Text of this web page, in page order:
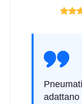
adattano